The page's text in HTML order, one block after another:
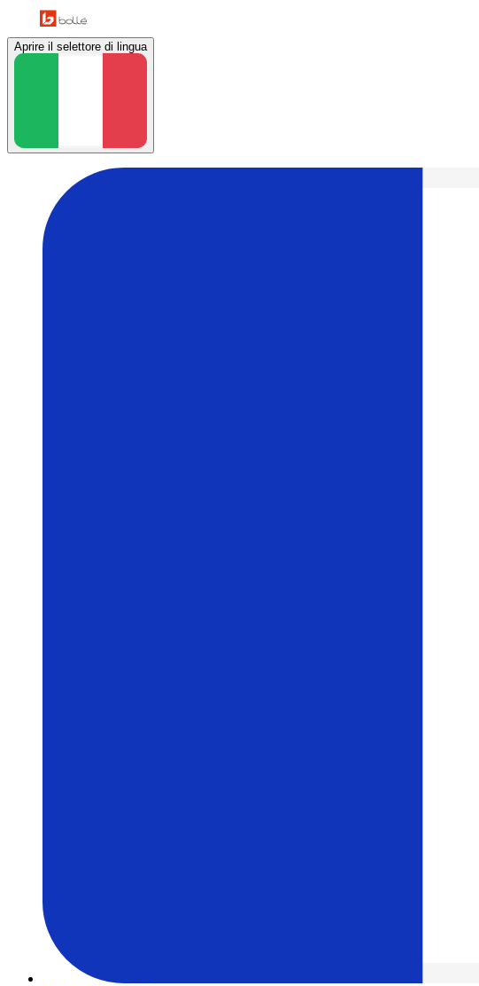
Aprire il selettore di lingua